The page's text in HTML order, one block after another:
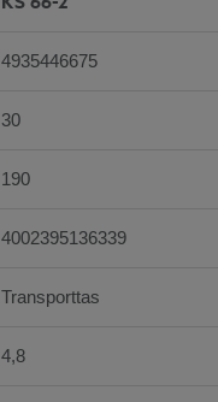
4935446675
30
190
4002395136339
Transporttas
4,8